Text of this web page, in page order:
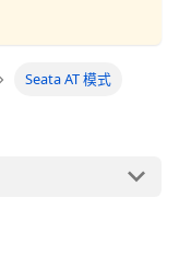
Seata AT 模式